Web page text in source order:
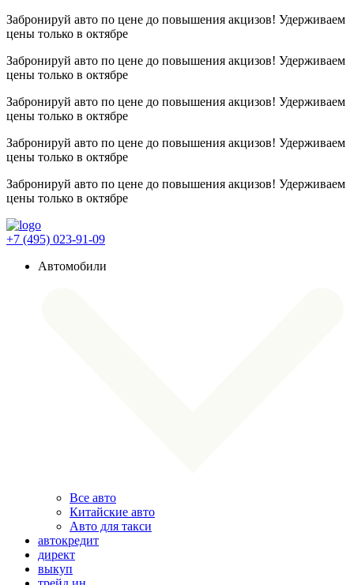
Забронируй авто по цене до повышения акцизов! Удерживаем
цены только в октябре
Забронируй авто по цене до повышения акцизов! Удерживаем
цены только в октябре
Забронируй авто по цене до повышения акцизов! Удерживаем
цены только в октябре
Забронируй авто по цене до повышения акцизов! Удерживаем
цены только в октябре
Забронируй авто по цене до повышения акцизов! Удерживаем
цены только в октябре
+7 (495) 023-91-09
Автомобили
Все авто
Китайские авто
Авто для такси
автокредит
директ
выкуп